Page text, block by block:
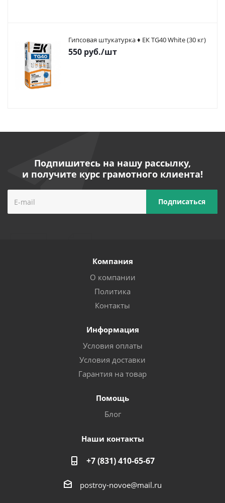
Гипсовая штукатурка ♦ ЕК TG40 White (30 кг)
550 руб./шт
Подпишитесь на нашу рассылку,
и получите курс грамотного клиента!
Компания
О компании
Политика
Контакты
Информация
Условия оплаты
Условия доставки
Гарантия на товар
Помощь
Блог
Наши контакты
+7 (831) 410-65-67
postroy-novoe@mail.ru